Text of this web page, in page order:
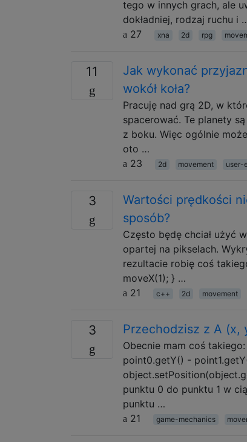
tego w innych grach, ale
dokładniej, rodzaj ruchu i
27
xna 2d rpg
11
Jak wykonać
wokół koła?
Pracuję nad grą 2D, w
spacerować. Te planety
z boku. Więc ogólnie
oto …
23
2d movement user-
3
Wartości prędkości
sposób?
Często będę chciał użyć
opartej na pikselach.
rezultacie robię coś
moveX(1); } …
21
c++ 2d movement
3 Przechodzisz z A (x,
Obecnie mam coś
point0.getY() -
punktu 0 do punktu 1 w
punktu …
21
game-mechanics